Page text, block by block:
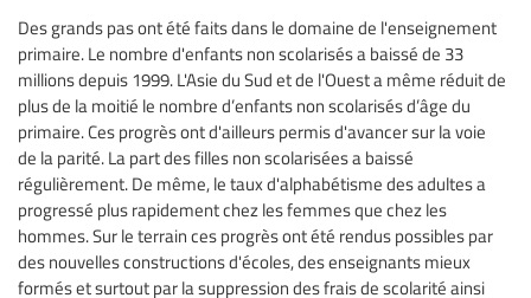
Des grands pas ont été faits dans le domaine de l'enseignement
primaire. Le nombre d'enfants non scolarisés a baissé de 33
millions depuis 1999. L'Asie du Sud et de l'Ouest a même réduit de
plus de la moitié le nombre d’enfants non scolarisés d’âge du
primaire. Ces progrès ont d'ailleurs permis d'avancer sur la voie
de la parité. La part des filles non scolarisées a baissé
régulièrement. De même, le taux d'alphabétisme des adultes a
progressé plus rapidement chez les femmes que chez les
hommes. Sur le terrain ces progrès ont été rendus possibles par
des nouvelles constructions d'écoles, des enseignants mieux
formés et surtout par la suppression des frais de scolarité ainsi